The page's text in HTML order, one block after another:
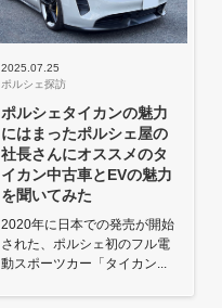
2025.07.25
ポルシェ探訪
ポルシェタイカンの魅力
にはまったポルシェ屋の
社長さんにオススメのタ
イカン中古車とEVの魅力
を聞いてみた
2020年に日本での発売が開始
された、ポルシェ初のフル電
動スポーツカー「タイカン...